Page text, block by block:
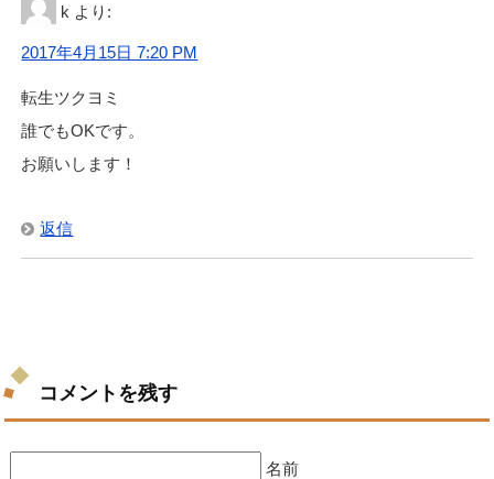
k より:
2017年4月15日 7:20 PM
転生ツクヨミ
誰でもOKです。
お願いします！
返信
コメントを残す
名前